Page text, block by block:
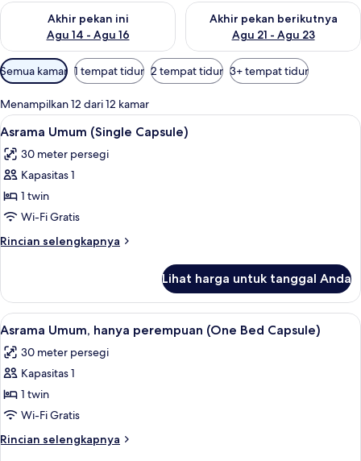
Akhir pekan ini
Agu 14 - Agu 16
Periksa ketersediaan untuk akhir pekan ini Agu 14 - Agu 16
Akhir pekan berikutnya
Agu 21 - Agu 23
Periksa ketersediaan untuk
Filter
tersedia
untuk
kamar
Semua kamar 1 tempat tidur 2 tempat tidur 3+ tempat tidur
Menampilkan 12 dari 12 kamar
Lihat
semua
foto
untuk
Asrama
Umum
(Single
Capsule)
Asrama Umum (Single Capsule) |
6
Asrama Umum (Single Capsule)
30 meter persegi
Kapasitas 1
1 twin
Wi-Fi Gratis
Rincian selengkapnya
Rincian
Asrama
Umum
(Single
Lihat harga untuk tanggal Anda
Lihat
semua
foto
untuk
Asrama
Umum,
hanya
perempuan
Brankas, meja kerja, kedap suara,
5
Asrama Umum, hanya perempuan (One Bed Capsule)
30 meter persegi
Kapasitas 1
1 twin
Wi-Fi Gratis
Rincian selengkapnya
Rincian